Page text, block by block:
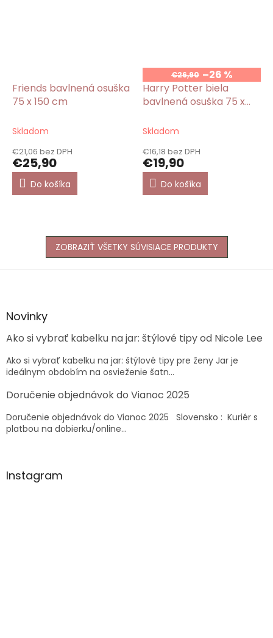
Friends bavlnená osuška
75 x 150 cm
Skladom
€21,06 bez DPH
€25,90
Do košíka
€26,90 –26 %
Harry Potter biela
bavlnená osuška 75 x
Skladom
€16,18 bez DPH
€19,90
Do košíka
ZOBRAZIŤ VŠETKY SÚVISIACE PRODUKTY
Z
äNovinky
Ako si vybrať kabelku na jar: štýlové tipy od Nicole Lee
Ako si vybrať kabelku na jar: štýlové tipy pre ženy Jar je
ideálnym obdobím na osvieženie šatn...
Doručenie objednávok do Vianoc 2025
Doručenie objednávok do Vianoc 2025 Slovensko : Kuriér s
platbou na dobierku/online...
Instagram